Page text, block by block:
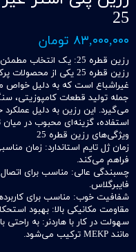
25
۸۳,۰۰۰,۰۰۰ تومان
رزین قطره 25: یک انتخاب مطمئن برای صنایع کامپوزیت و سنگ مصنوعی
رزین قطره 25 یکی از
غیراشباع است که به دلیل خواص
جمله تولید قطعات کامپوزیتی،
می‌گیرد. این رزین به دلیل
استفاده، گزینه‌ای محبوب در
ویژگی‌های رزین قطره 25
زمان ژل تایم استاندارد: زمان
فراهم می‌کند.
چسبندگی عالی: مناسب برای
فایبرگلاس.
شفافیت خوب: مناسب برای
مقاومت مکانیکی بالا: بهبود
سهولت در کار با هاردنر: به راحتی
مانند MEKP ترکیب می‌شود.